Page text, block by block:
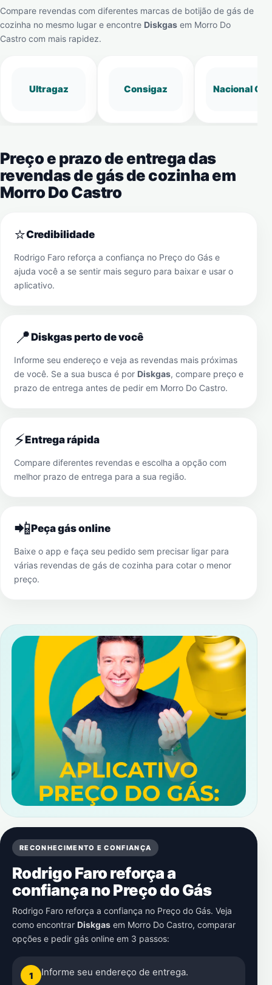
Compare revendas com diferentes marcas de botijão de gás de
cozinha no mesmo lugar e encontre Diskgas em Morro Do
Castro com mais rapidez.
Ultragaz Consigaz Nacional Gás
Preço e prazo de entrega das
revendas de gás de cozinha em
Morro Do Castro
⭐Credibilidade
Rodrigo Faro reforça a confiança no Preço do Gás e
ajuda você a se sentir mais seguro para baixar e usar o
aplicativo.
📍Diskgas perto de você
Informe seu endereço e veja as revendas mais próximas
de você. Se a sua busca é por Diskgas, compare preço e
prazo de entrega antes de pedir em Morro Do Castro.
⚡Entrega rápida
Compare diferentes revendas e escolha a opção com
melhor prazo de entrega para a sua região.
📲Peça gás online
Baixe o app e faça seu pedido sem precisar ligar para
várias revendas de gás de cozinha para cotar o menor
preço.
RECONHECIMENTO E CONFIANÇA
Rodrigo Faro reforça a
confiança no Preço do Gás
Rodrigo Faro reforça a confiança no Preço do Gás. Veja
como encontrar Diskgas em Morro Do Castro, comparar
opções e pedir gás online em 3 passos:
1 Informe seu endereço de entrega.